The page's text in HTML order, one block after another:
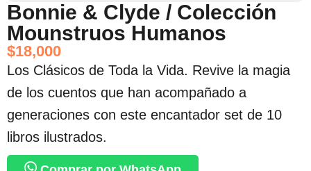
Bonnie & Clyde / Colección
Mounstruos Humanos
$18,000
Los Clásicos de Toda la Vida. Revive la magia
de los cuentos que han acompañado a
generaciones con este encantador set de 10
libros ilustrados.